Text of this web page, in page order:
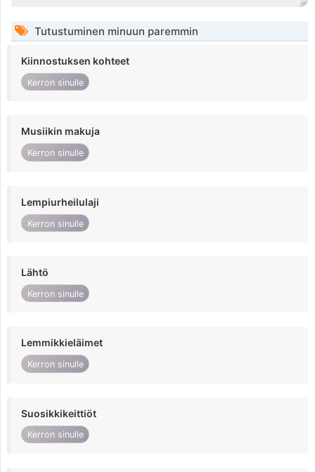
Tutustuminen minuun paremmin
Kiinnostuksen kohteet
Kerron sinulle
Musiikin makuja
Kerron sinulle
Lempiurheilulaji
Kerron sinulle
Lähtö
Kerron sinulle
Lemmikkieläimet
Kerron sinulle
Suosikkikeittiöt
Kerron sinulle